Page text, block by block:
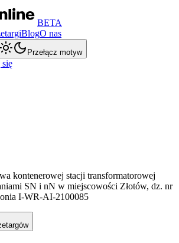
BETA
BlogO nas
Przełącz motyw
się
kontenerowej stacji transformatorowej
SN i nN w miejscowości Złotów, dz. nr
I-WR-AI-2100085